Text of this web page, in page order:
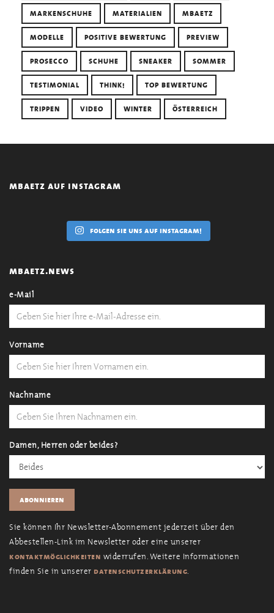
MARKENSCHUHE MATERIALIEN MBAETZ
MODELLE POSITIVE BEWERTUNG PREVIEW
PROSECCO SCHUHE SNEAKER SOMMER
TESTIMONIAL THINK! TOP BEWERTUNG
TRIPPEN VIDEO WINTER ÖSTERREICH
mbaetz auf instagram
folgen sie uns auf instagram!
mbaetz.news
e-Mail
Vorname
Nachname
Damen, Herren oder beides?
Sie können Ihr Newsletter-Abonnement jederzeit über den
Abbestellen-Link im Newsletter oder eine unserer
kontaktmöglichkeiten widerrufen. Weitere Informationen
finden Sie in unserer datenschutzerklärung.